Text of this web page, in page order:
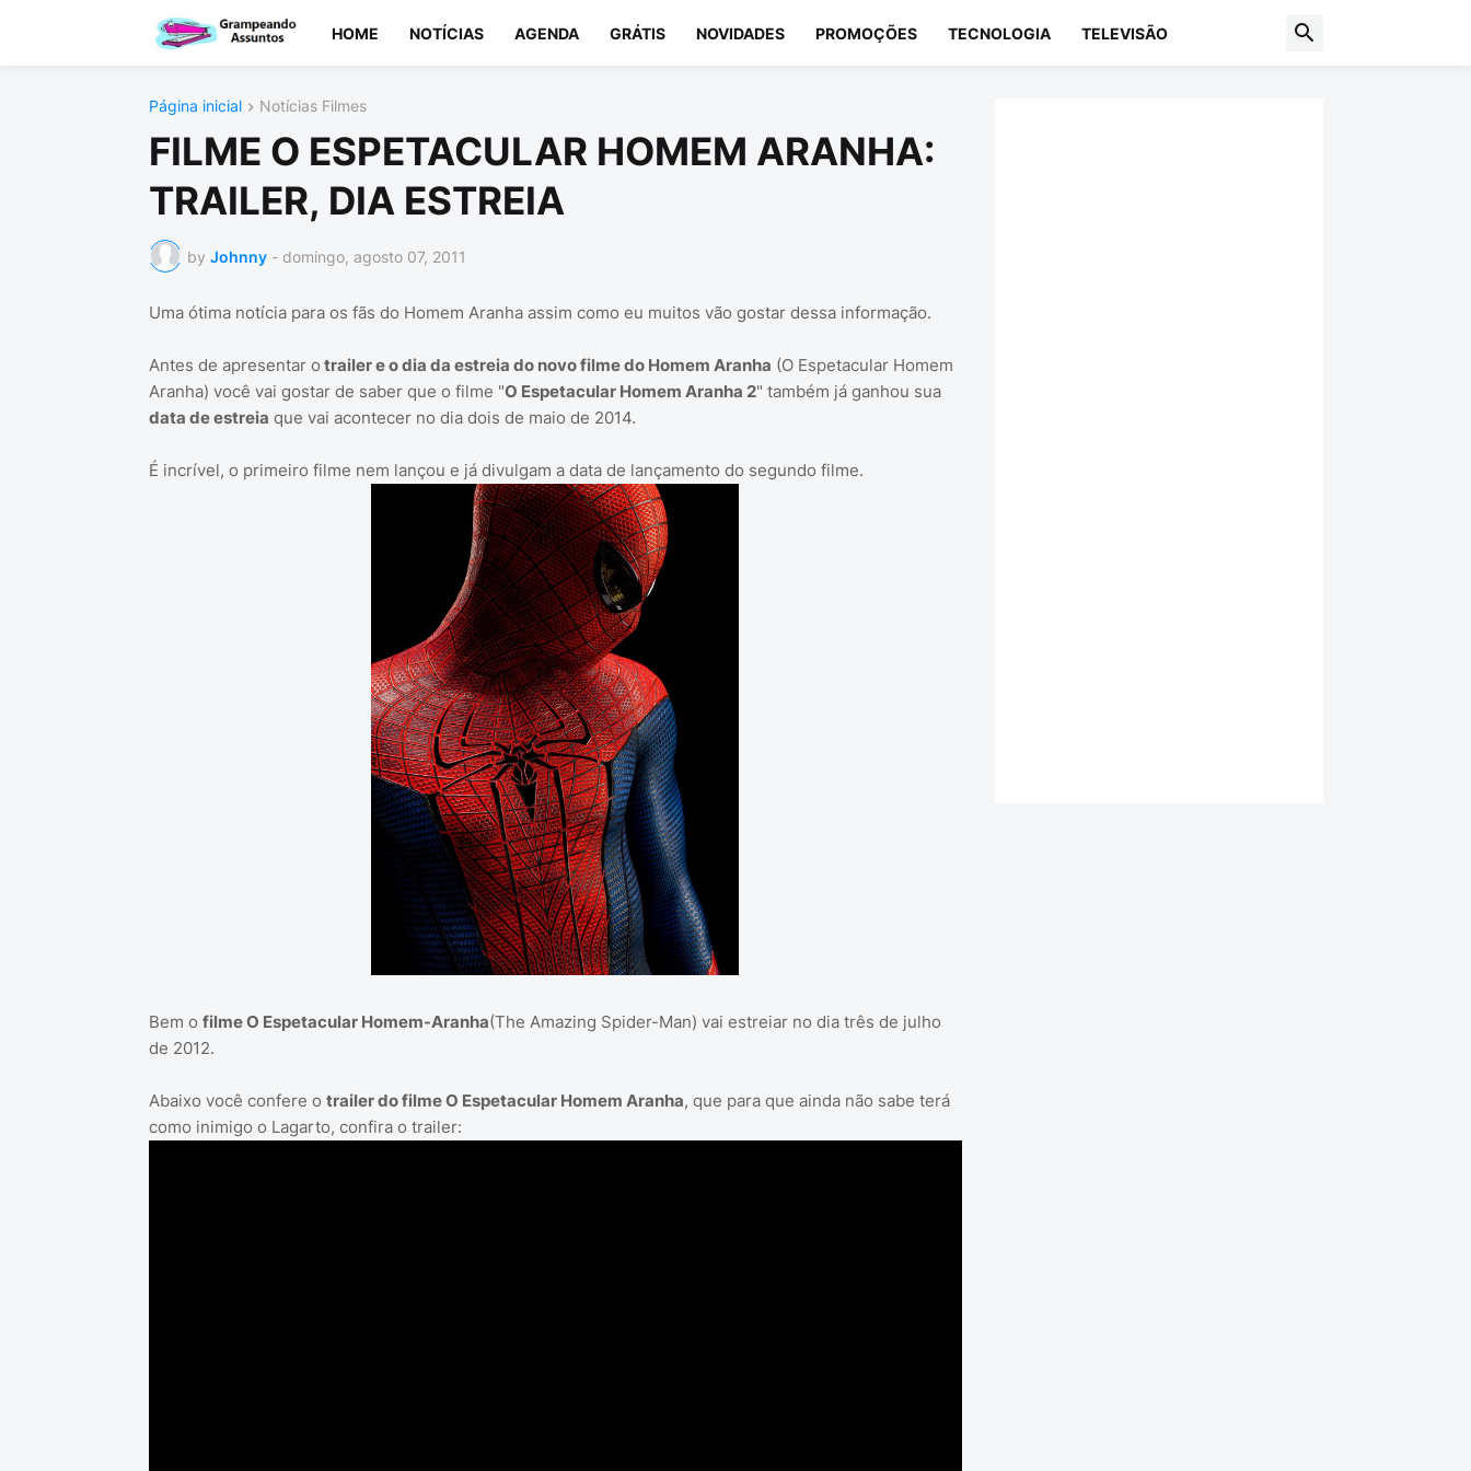
HOME NOTÍCIAS AGENDA GRÁTIS NOVIDADES PROMOÇÕES TECNOLOGIA TELEVISÃO
Página inicial Notícias Filmes
FILME O ESPETACULAR HOMEM ARANHA:
TRAILER, DIA ESTREIA
by Johnny - domingo, agosto 07, 2011
Uma ótima notícia para os fãs do Homem Aranha assim como eu muitos vão gostar dessa informação.
Antes de apresentar o trailer e o dia da estreia do novo filme do Homem Aranha (O Espetacular Homem
Aranha) você vai gostar de saber que o filme "O Espetacular Homem Aranha 2" também já ganhou sua
data de estreia que vai acontecer no dia dois de maio de 2014.
É incrível, o primeiro filme nem lançou e já divulgam a data de lançamento do segundo filme.
Bem o filme O Espetacular Homem-Aranha(The Amazing Spider-Man) vai estreiar no dia três de julho
de 2012.
Abaixo você confere o trailer do filme O Espetacular Homem Aranha, que para que ainda não sabe terá
como inimigo o Lagarto, confira o trailer: